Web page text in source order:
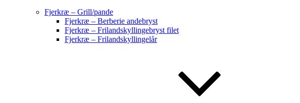
Fjerkræ – Grill/pande
Fjerkræ – Berberie andebryst
Fjerkræ – Frilandskyllingebryst filet
Fjerkræ – Frilandskyllingelår